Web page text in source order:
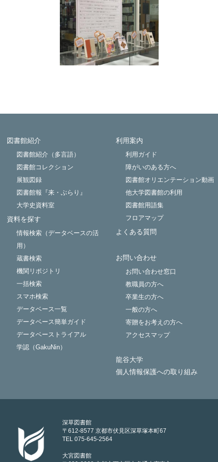
図書館紹介
図書館紹介（多言語）
図書館コレクション
展観図録
図書館報『来・ぶらり』
大学史資料室
資料を探す
情報検索（データベースの活
用）
蔵書検索
機関リポジトリ
一括検索
スマホ検索
データベース一覧
データベース簡単ガイド
データベーストライアル
学認（GakuNin）
利用案内
利用ガイド
障がいのある方へ
図書館オリエンテーション動画
他大学図書館の利用
図書館用語集
フロアマップ
よくある質問
お問い合わせ
お問い合わせ窓口
教職員の方へ
卒業生の方へ
一般の方へ
寄贈をお考えの方へ
アクセスマップ
龍谷大学
個人情報保護への取り組み
深草図書館
〒612-8577 京都市伏見区深草塚本町67
TEL 075-645-2564
大宮図書館
Powered by NetCommons